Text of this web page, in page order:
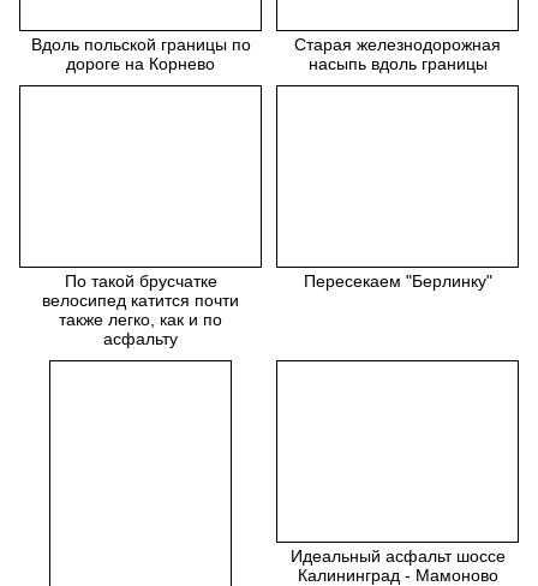
Вдоль польской границы по
дороге на Корнево
Старая железнодорожная
насыпь вдоль границы
По такой брусчатке
велосипед катится почти
также легко, как и по
асфальту
Пересекаем "Берлинку"
Идеальный асфальт шоссе
Калининград - Мамоново